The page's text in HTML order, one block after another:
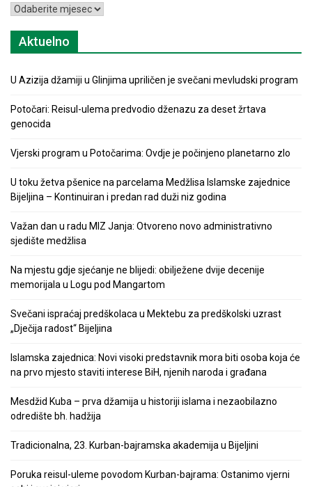
Arhiva
Aktuelno
U Azizija džamiji u Glinjima upriličen je svečani mevludski program
Potočari: Reisul-ulema predvodio dženazu za deset žrtava
genocida
Vjerski program u Potočarima: Ovdje je počinjeno planetarno zlo
U toku žetva pšenice na parcelama Medžlisa Islamske zajednice
Bijeljina – Kontinuiran i predan rad duži niz godina
Važan dan u radu MIZ Janja: Otvoreno novo administrativno
sjedište medžlisa
Na mjestu gdje sjećanje ne blijedi: obilježene dvije decenije
memorijala u Logu pod Mangartom
Svečani ispraćaj predškolaca u Mektebu za predškolski uzrast
„Dječija radost“ Bijeljina
Islamska zajednica: Novi visoki predstavnik mora biti osoba koja će
na prvo mjesto staviti interese BiH, njenih naroda i građana
Mesdžid Kuba – prva džamija u historiji islama i nezaobilazno
odredište bh. hadžija
Tradicionalna, 23. Kurban-bajramska akademija u Bijeljini
Poruka reisul-uleme povodom Kurban-bajrama: Ostanimo vjerni